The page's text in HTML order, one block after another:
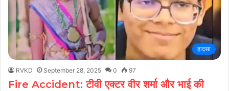
हादसा
RVKD September 28, 2025 0 97
Fire Accident: टीवी एक्टर वीर शर्मा और भाई की